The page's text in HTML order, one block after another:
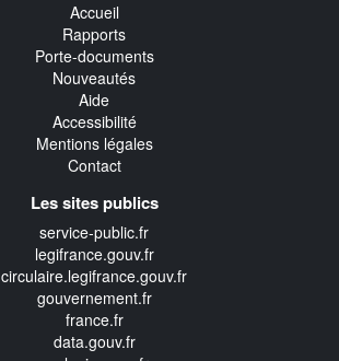
Accueil
Rapports
Porte-documents
Nouveautés
Aide
Accessibilité
Mentions légales
Contact
Les sites publics
service-public.fr
legifrance.gouv.fr
circulaire.legifrance.gouv.fr
gouvernement.fr
france.fr
data.gouv.fr